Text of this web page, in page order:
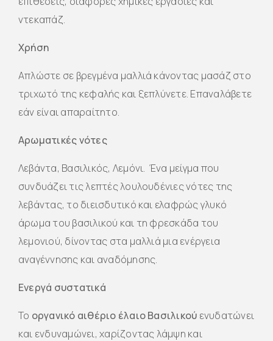
ντεκαπάζ.
Χρήση
Απλώστε σε βρεγμένα μαλλιά κάνοντας μασάζ στο
τριχωτό της κεφαλής και ξεπλύνετε. Επαναλάβετε
εάν είναι απαραίτητο.
Αρωματικές νότες
Λεβάντα, Βασιλικός, Λεμόνι. Ένα μείγμα που
συνδυάζει τις λεπτές λουλουδένιες νότες της
λεβάντας, το διεισδυτικό και ελαφρώς γλυκό
άρωμα του βασιλικού και τη φρεσκάδα του
λεμονιού, δίνοντας στα μαλλιά μια ενέργεια
αναγέννησης και αναδόμησης.
Ενεργά συστατικά
Το οργανικό αιθέριο έλαιο Βασιλικού ενυδατώνει
και ενδυναμώνει, χαρίζοντας λάμψη και